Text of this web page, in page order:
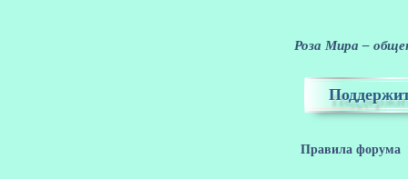
Роза Мира –
Правила форума